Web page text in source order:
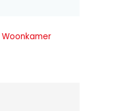
Woonkamer